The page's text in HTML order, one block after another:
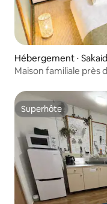
Hébergement ⋅
Maison familiale près
Superhôte
Superhôte